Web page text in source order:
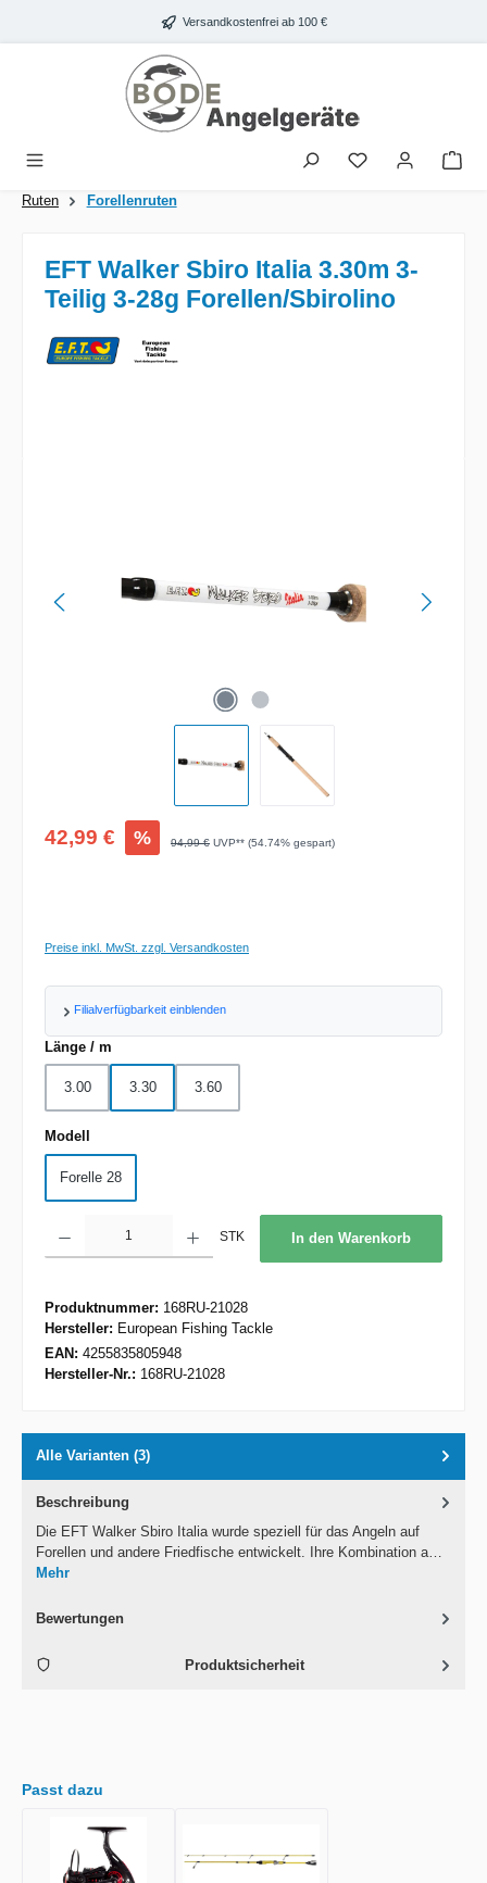
Zum Hauptinhalt springen Versandkostenfrei ab 100 €
Ruten Forellenruten
EFT Walker Sbiro Italia 3.30m 3-
Teilig 3-28g Forellen/Sbirolino
Verkaufspreis:
42,99 € % Regulärer Preis:
94,99 € UVP** (54.74% gespart)
Preise inkl. MwSt. zzgl. Versandkosten
Filialverfügbarkeit einblenden
Länge / m
3.00 3.30 3.60
Modell
Forelle 28
STK In den Warenkorb
Produktnummer: 168RU-21028
Hersteller: European Fishing Tackle
EAN: 4255835805948
Hersteller-Nr.: 168RU-21028
Alle Varianten (3)
Beschreibung
Die EFT Walker Sbiro Italia wurde speziell für das Angeln auf
Forellen und andere Friedfische entwickelt. Ihre Kombination a…
Mehr
Bewertungen
Produktsicherheit
Passt dazu